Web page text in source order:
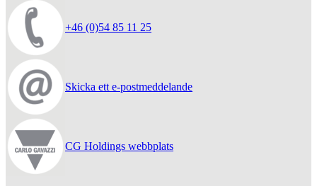
+46 (0)54 85 11 25
Skicka ett e-postmeddelande
CG Holdings webbplats